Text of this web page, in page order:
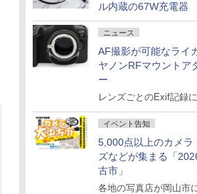
ル内蔵の67W充電器
ニュース
AF撮影が可能なライ
ヤノンRFマウントア
ー
レンズごとのExif記録
イベント告知
5,000点以上のカメラ
ズなどが集まる「
古市」
各地の写真店が岡山市